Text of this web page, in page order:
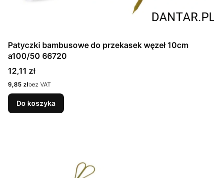
Patyczki bambusowe do przekasek węzeł 10cm
a100/50 66720
Cena
12,11 zł
Cena
9,85 złbez VAT
Do koszyka